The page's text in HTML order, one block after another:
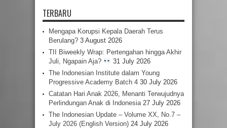
TERBARU
Mengapa Korupsi Kepala Daerah Terus
Berulang? 3 August 2026
TII Biweekly Wrap: Pertengahan hingga Akhir
Juli, Ngapain Aja?
31 July 2026
The Indonesian Institute dalam Young
Progressive Academy Batch 4 30 July 2026
Catatan Hari Anak 2026, Menanti Terwujudnya
Perlindungan Anak di Indonesia 27 July 2026
The Indonesian Update – Volume XX, No.7 –
July 2026 (English Version) 24 July 2026